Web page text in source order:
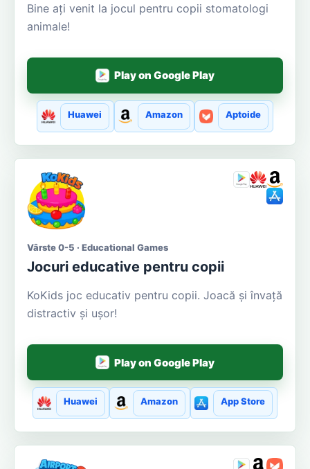
Bine ați venit la jocul pentru copii stomatologi
animale!
Play on Google Play
Huawei Amazon Aptoide
Vârste 0-5 · Educational Games
Jocuri educative pentru copii
KoKids joc educativ pentru copii. Joacă și învață
distractiv și ușor!
Play on Google Play
Huawei Amazon App Store